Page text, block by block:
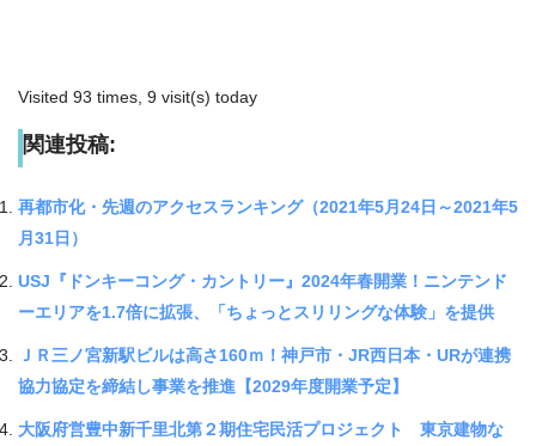
Visited 93 times, 9 visit(s) today
関連投稿:
再都市化・先週のアクセスランキング（2021年5月24日～2021年5
月31日）
USJ『ドンキーコング・カントリー』2024年春開業！ニンテンド
ーエリアを1.7倍に拡張、「ちょっとスリリングな体験」を提供
ＪＲ三ノ宮新駅ビルは高さ160ｍ！神戸市・JR西日本・URが連携
協力協定を締結し事業を推進【2029年度開業予定】
大阪府営豊中新千里北第２期住宅民活プロジェクト 東京建物な